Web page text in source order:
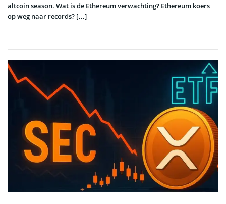
altcoin season. Wat is de Ethereum verwachting? Ethereum koers
op weg naar records? […]